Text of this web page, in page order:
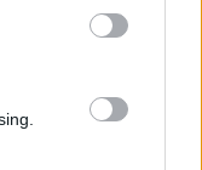
že nějaké mají
a